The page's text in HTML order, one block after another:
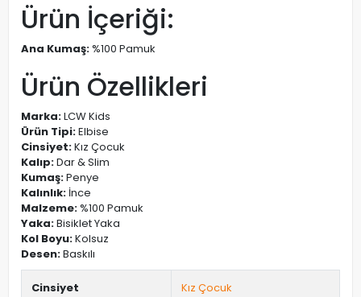
Ürün İçeriği:
Ana Kumaş: %100 Pamuk
Ürün Özellikleri
Marka:LCW Kids
Ürün Tipi:Elbise
Cinsiyet:Kız Çocuk
Kalıp:Dar & Slim
Kumaş:Penye
Kalınlık: İnce
Malzeme: %100 Pamuk
Yaka:Bisiklet Yaka
Kol Boyu:Kolsuz
Desen:Baskılı
Cinsiyet Kız Çocuk